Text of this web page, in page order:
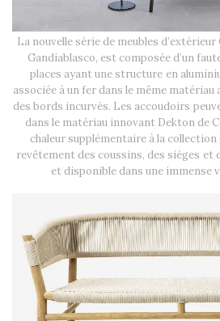
La nouvelle série de meubles d’extérieur
Gandiablasco, est composée d’un
places ayant une structure en
associée à un fer dans le même
des bords incurvés. Les accoudoirs
dans le matériau innovant Dekton de
chaleur supplémentaire à la
revêtement des coussins, des sièges et
et disponible dans une immense